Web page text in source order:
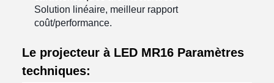
Solution linéaire, meilleur rapport
coût/performance.
Le projecteur à LED MR16 Paramètres
techniques: